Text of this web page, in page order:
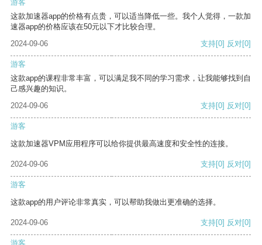
游客
这款加速器app的价格有点贵，可以适当降低一些。我个人觉得，一款加
速器app的价格应该在50元以下才比较合理。
2024-09-06
支持[0] 反对[0]
游客
这款app的课程非常丰富，可以满足我不同的学习需求，让我能够找到自
己感兴趣的知识。
2024-09-06
支持[0] 反对[0]
游客
这款加速器VPM应用程序可以给你提供最高速度和安全性的连接。
2024-09-06 支持[0] 反对[0]
游客
这款app的用户评论非常真实，可以帮助我做出更准确的选择。
2024-09-06 支持[0] 反对[0]
游客